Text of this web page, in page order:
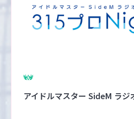
アイドルマスター SideM ラ